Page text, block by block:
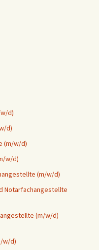
d)
d)
(m/w/d)
w/d)
(m/w/d)
Notarfachangestellte
(m/w/d)
w/d)